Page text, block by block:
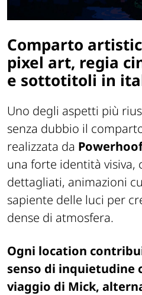
Comparto
pixel art, regia
e sottotitoli in
Uno degli aspetti più
senza dubbio il
realizzata da
una forte identità visiva,
dettagliati, animazioni
sapiente delle luci per
dense di atmosfera.
Ogni location
senso di inquietudine
viaggio di Mick,